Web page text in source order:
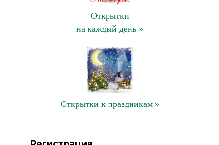
Открытки
на каждый день »
Открытки к праздникам »